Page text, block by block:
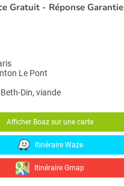
Gratuit - Réponse Garantie
Le Pont
Din, viande
Afficher Boaz sur une carte
Itinéraire Waze
Itinéraire Gmap